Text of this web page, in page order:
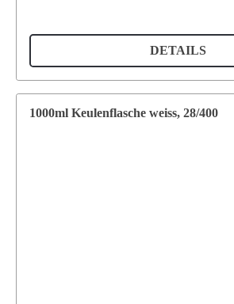
DETAILS
1000ml Keulenflasche weiss, 28/400